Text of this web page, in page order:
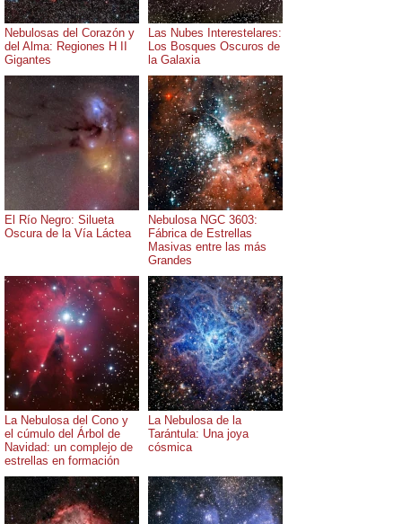
Nebulosas del Corazón y
del Alma: Regiones H II
Gigantes
Las Nubes Interestelares:
Los Bosques Oscuros de
la Galaxia
El Río Negro: Silueta
Oscura de la Vía Láctea
Nebulosa NGC 3603:
Fábrica de Estrellas
Masivas entre las más
Grandes
La Nebulosa del Cono y
el cúmulo del Árbol de
Navidad: un complejo de
estrellas en formación
La Nebulosa de la
Tarántula: Una joya
cósmica